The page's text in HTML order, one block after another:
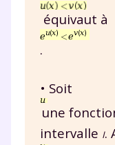
équivaut à
.
• Soit
une
intervalle I.